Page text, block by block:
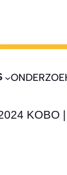
KOBO |